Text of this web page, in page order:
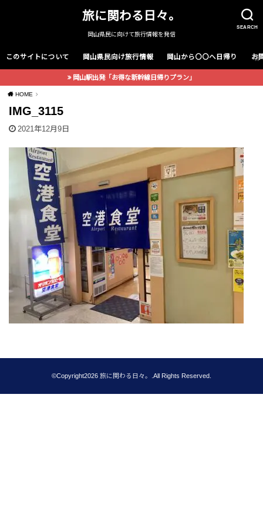
SEARCH
旅に関わる日々。
岡山県民に向けて旅行情報を発信
このサイトについて 岡山県民向け旅行情報 岡山から〇〇へ日帰り お
岡山駅出発「お得な新幹線日帰りプラン」
HOME
IMG_3115
2021年12月9日
©Copyright2026 旅に関わる日々。 .All Rights Reserved.